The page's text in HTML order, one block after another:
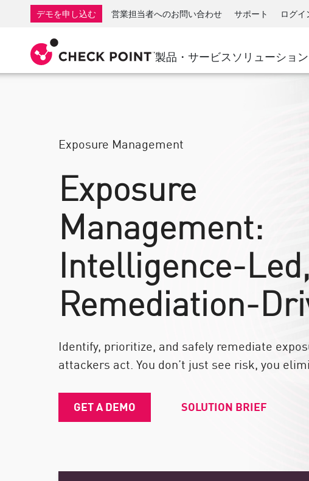
製品・サービス
SMB向けファイアウォール
産業用ファイアウォール
SD-WAN
リモート アクセスVPN
Agentic Network Security Orchestration
AIを活用したセキュリティ管理
ワークスペース
メール＆コラボレーション
モバイル
エンドポイント
ブラウズ
エクスポージャー管理
脅威インテリジェンス
Exposure Prioritization
ソリューション
AI Network Firewall
AI Runtime Protection
ランサムウェア対策
IoTセキュリティ
Secure Access
脅威ハンティング
業界別ソリューション
検出
応答
サービスとしてのマネージドファイア
サポート・センター
アドボカシーマネジメントサービス
デモを申し込む
営業担当者へのお問い合わせ サポート ログイ
Exposure Management
Exposure
Management:
Intelligence-Led,
Remediation-
Identify, prioritize, and safely remediate
attackers act. You don’t just see risk, you
GET A DEMO SOLUTION BRIEF